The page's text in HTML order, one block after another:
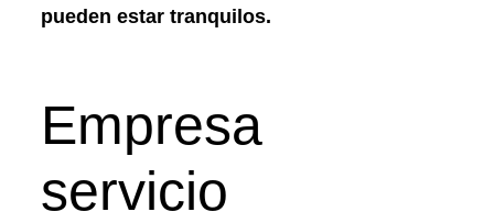
pueden estar tranquilos.
Empresa
servicio